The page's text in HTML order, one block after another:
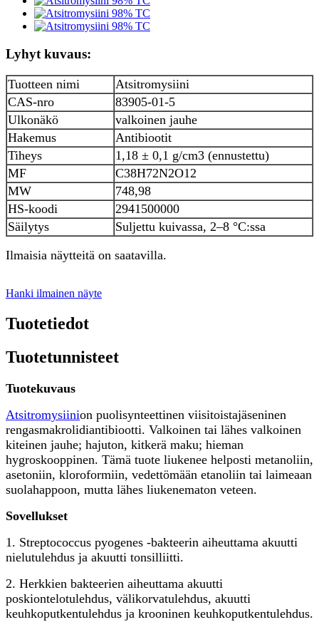
Lyhyt kuvaus:
Tuotteen nimi
Atsitromysiini
CAS-nro
83905-01-5
Ulkonäkö
valkoinen jauhe
Hakemus
Antibiootit
Tiheys
1,18 ± 0,1 g/cm3 (ennustettu)
MF
C38H72N2O12
MW
748,98
HS-koodi
2941500000
Säilytys
Suljettu kuivassa, 2–8 °C:ssa
Ilmaisia ​​näytteitä on saatavilla.
Hanki ilmainen näyte
Tuotetiedot
Tuotetunnisteet
Tuotekuvaus
Atsitromysiinion puolisynteettinen viisitoistajäseninen
rengasmakrolidiantibiootti. Valkoinen tai lähes valkoinen
kiteinen jauhe; hajuton, kitkerä maku; hieman
hygroskooppinen. Tämä tuote liukenee helposti metanoliin,
asetoniin, kloroformiin, vedettömään etanoliin tai laimeaan
suolahappoon, mutta lähes liukenematon veteen.
Sovellukset
1. Streptococcus pyogenes -bakteerin aiheuttama akuutti
nielutulehdus ja akuutti tonsilliitti.
2. Herkkien bakteerien aiheuttama akuutti
poskiontelotulehdus, välikorvatulehdus, akuutti
keuhkoputkentulehdus ja krooninen keuhkoputkentulehdus.